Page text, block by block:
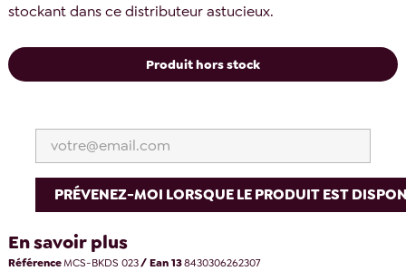
stockant dans ce distributeur astucieux.
Produit hors stock
PRÉVENEZ-MOI LORSQUE LE PRODUIT EST
En savoir plus
RéférenceMCS-BKDS 023/ Ean 138430306262307